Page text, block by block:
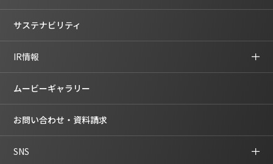
サステナビリティ
IR情報
ムービーギャラリー
お問い合わせ・資料請求
SNS